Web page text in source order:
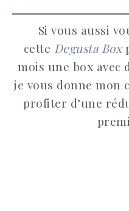
Si vous aussi
cette Degusta Box
mois une box avec
je vous donne mon
profiter d’une